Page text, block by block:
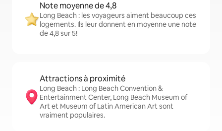
Note moyenne de 4,8
Long Beach : les voyageurs aiment beaucoup ces
logements. Ils leur donnent en moyenne une note
de 4,8 sur 5!
Attractions à proximité
Long Beach : Long Beach Convention &
Entertainment Center, Long Beach Museum of
Art et Museum of Latin American Art sont
vraiment populaires.